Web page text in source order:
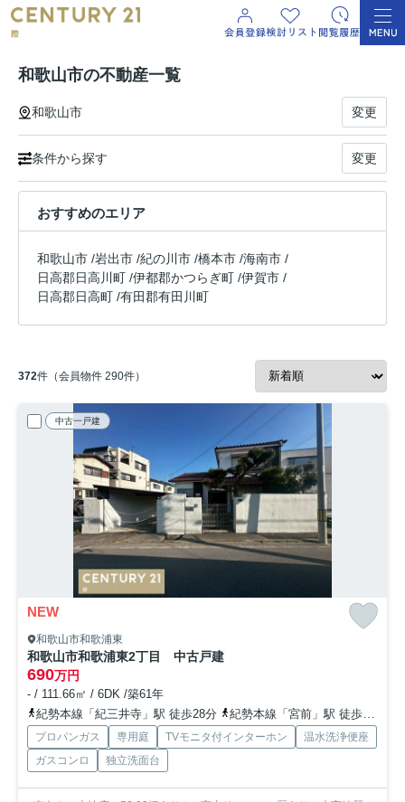
和歌山市の不動産一覧
和歌山市 変更
条件から探す 変更
おすすめのエリア
和歌山市 /岩出市 /紀の川市 /橋本市 /海南市 /
日高郡日高川町 /伊都郡かつらぎ町 /伊賀市 /
日高郡日高町 /有田郡有田川町
372件（会員物件 290件）
中古一戸建
NEW
和歌山市和歌浦東
和歌山市和歌浦東2丁目 中古戸建
690万円
- / 111.66㎡ / 6DK /築61年
紀勢本線「紀三井寺」駅 徒歩28分
紀勢本線「宮前」駅 徒歩44分
プロパンガス 専用庭 TVモニタ付インターホン
温水洗浄便座
ガスコンロ
独立洗面台